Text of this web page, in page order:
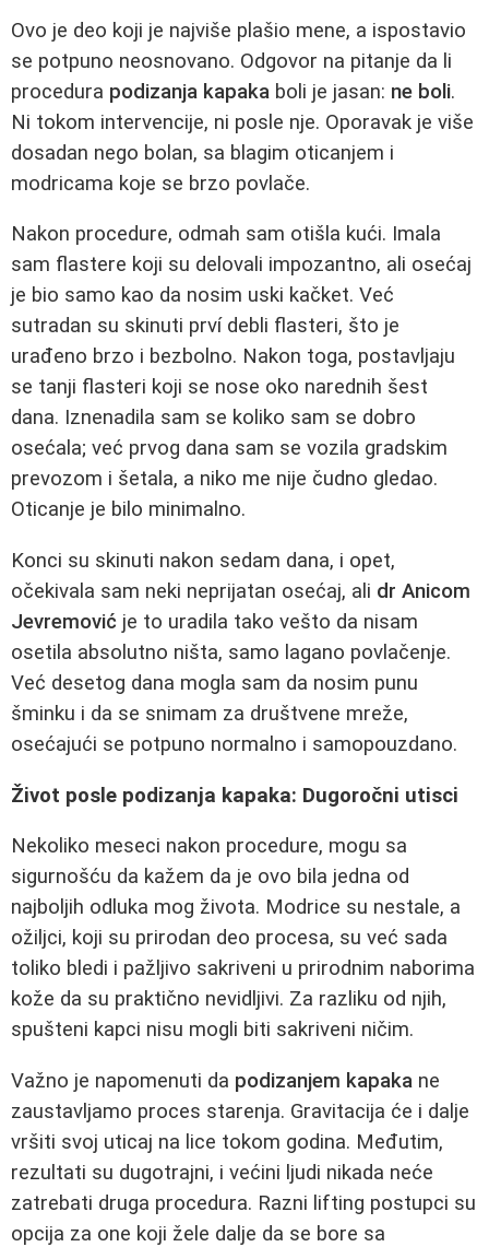
Ovo je deo koji je najviše plašio mene, a ispostavio
se potpuno neosnovano. Odgovor na pitanje da li
procedura podizanja kapaka boli je jasan: ne boli.
Ni tokom intervencije, ni posle nje. Oporavak je više
dosadan nego bolan, sa blagim oticanjem i
modricama koje se brzo povlače.
Nakon procedure, odmah sam otišla kući. Imala
sam flastere koji su delovali impozantno, ali osećaj
je bio samo kao da nosim uski kačket. Već
sutradan su skinuti prví debli flasteri, što je
urađeno brzo i bezbolno. Nakon toga, postavljaju
se tanji flasteri koji se nose oko narednih šest
dana. Iznenadila sam se koliko sam se dobro
osećala; već prvog dana sam se vozila gradskim
prevozom i šetala, a niko me nije čudno gledao.
Oticanje je bilo minimalno.
Konci su skinuti nakon sedam dana, i opet,
očekivala sam neki neprijatan osećaj, ali dr Anicom
Jevremović je to uradila tako vešto da nisam
osetila absolutno ništa, samo lagano povlačenje.
Već desetog dana mogla sam da nosim punu
šminku i da se snimam za društvene mreže,
osećajući se potpuno normalno i samopouzdano.
Život posle podizanja kapaka: Dugoročni utisci
Nekoliko meseci nakon procedure, mogu sa
sigurnošću da kažem da je ovo bila jedna od
najboljih odluka mog života. Modrice su nestale, a
ožiljci, koji su prirodan deo procesa, su već sada
toliko bledi i pažljivo sakriveni u prirodnim naborima
kože da su praktično nevidljivi. Za razliku od njih,
spušteni kapci nisu mogli biti sakriveni ničim.
Važno je napomenuti da podizanjem kapaka ne
zaustavljamo proces starenja. Gravitacija će i dalje
vršiti svoj uticaj na lice tokom godina. Međutim,
rezultati su dugotrajni, i većini ljudi nikada neće
zatrebati druga procedura. Razni lifting postupci su
opcija za one koji žele dalje da se bore sa